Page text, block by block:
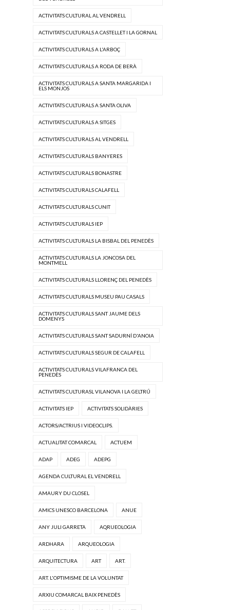
ACTIVITATS CULTURAL AL VENDRELL
ACTIVITATS CULTURALS A CASTELLET I LA GORNAL
ACTIVITATS CULTURALS A L'ARBOÇ
ACTIVITATS CULTURALS A RODA DE BERÀ
ACTIVITATS CULTURALS A SANTA MARGARIDA I
ELS MONJOS
ACTIVITATS CULTURALS A SANTA OLIVA
ACTIVITATS CULTURALS A SITGES
ACTIVITATS CULTURALS AL VENDRELL
ACTIVITATS CULTURALS BANYERES
ACTIVITATS CULTURALS BONASTRE
ACTIVITATS CULTURALS CALAFELL
ACTIVITATS CULTURALS CUNIT
ACTIVITATS CULTURALS IEP
ACTIVITATS CULTURALS LA BISBAL DEL PENEDÈS
ACTIVITATS CULTURALS LA JONCOSA DEL
MONTMELL
ACTIVITATS CULTURALS LLORENÇ DEL PENEDÈS
ACTIVITATS CULTURALS MUSEU PAU CASALS
ACTIVITATS CULTURALS SANT JAUME DELS
DOMENYS
ACTIVITATS CULTURALS SANT SADURNÍ D'ANOIA
ACTIVITATS CULTURALS SEGUR DE CALAFELL
ACTIVITATS CULTURALS VILAFRANCA DEL
PENEDÈS
ACTIVITATS CULTURASL VILANOVA I LA GELTRÚ
ACTIVITATS IEP ACTIVITATS SOLIDÀRIES
ACTORS/ACTRIUS I VIDEOCLIPS.
ACTUALITAT COMARCAL ACTUEM
ADAP ADEG ADEPG
AGENDA CULTURAL EL VENDRELL
AMAURY DU CLOSEL
AMICS UNESCO BARCELONA ANUE
ANY JULI GARRETA AQRUEOLOGIA
ARDHARA ARQUEOLOGIA
ARQUITECTURA ART ART.
ART. L'OPTIMISME DE LA VOLUNTAT
ARXIU COMARCAL BAIX PENEDÈS